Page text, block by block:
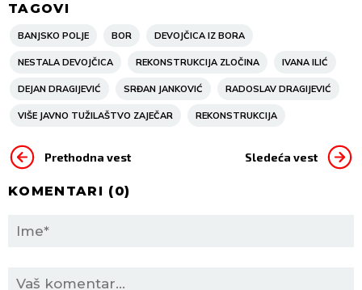
TAGOVI
BANJSKO POLJE BOR DEVOJČICA IZ BORA
NESTALA DEVOJČICA REKONSTRUKCIJA ZLOČINA IVANA ILIĆ
DEJAN DRAGIJEVIĆ SRĐAN JANKOVIĆ RADOSLAV DRAGIJEVIĆ
VIŠE JAVNO TUŽILAŠTVO ZAJEČAR REKONSTRUKCIJA
Prethodna vest Sledeća vest
KOMENTARI (0)